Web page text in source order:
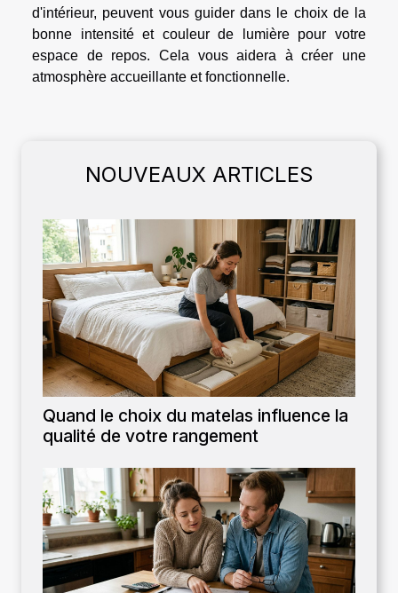
d'intérieur, peuvent vous guider dans le choix de la
bonne intensité et couleur de lumière pour votre
espace de repos. Cela vous aidera à créer une
atmosphère accueillante et fonctionnelle.
NOUVEAUX ARTICLES
Quand le choix du matelas influence la
qualité de votre rangement